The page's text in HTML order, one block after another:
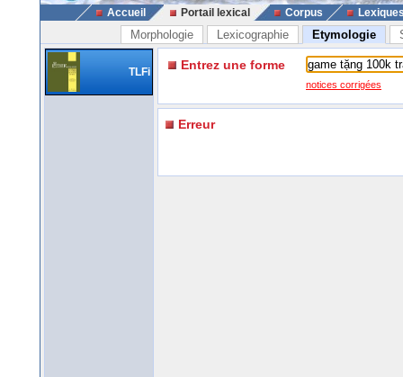
Accueil Portail lexical Corpus
Morphologie Lexicographie Etymologie
TLFi Entrez une forme
notices corrigées
Erreur